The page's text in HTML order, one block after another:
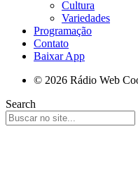
Cultura
Variedades
Programação
Contato
Baixar App
© 2026 Rádio Web
Search